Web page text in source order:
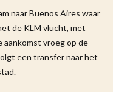
naar Buenos Aires waar
de KLM vlucht, met
aankomst vroeg op de
een transfer naar het